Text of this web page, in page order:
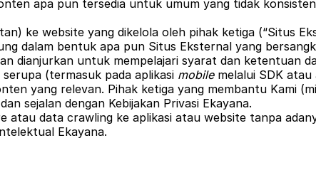
apa pun tersedia untuk umum yang tidak
ke website yang dikelola oleh pihak ketiga (“Situs
dalam bentuk apa pun Situs Eksternal yang
dianjurkan untuk mempelajari syarat dan ketentuan
(termasuk pada aplikasi mobilemelalui SDK atau
yang relevan. Pihak ketiga yang membantu Kami
sejalan dengan Kebijakan Privasi Ekayana.
data crawling ke aplikasi atau website tanpa
Ekayana.